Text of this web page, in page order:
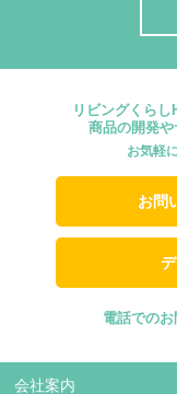
リビングくら
商品の開発
お気軽
お問
電話での
会社案内